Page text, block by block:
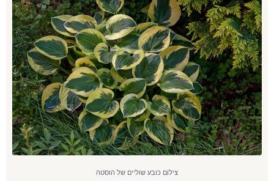
צילום כובע שוליים של הוסטה